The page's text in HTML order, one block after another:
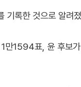
기록한 것으로 알려
만1594표, 윤 후보